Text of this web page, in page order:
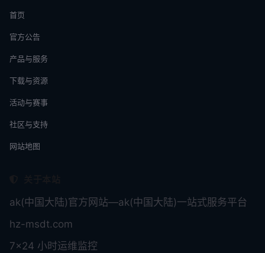
首页
官方公告
产品与服务
下载与资源
活动与赛事
社区与支持
网站地图
ak(中国大陆)官方网站—ak(中国大陆)一站式服务平台
hz-msdt.com
7×24 小时运维监控